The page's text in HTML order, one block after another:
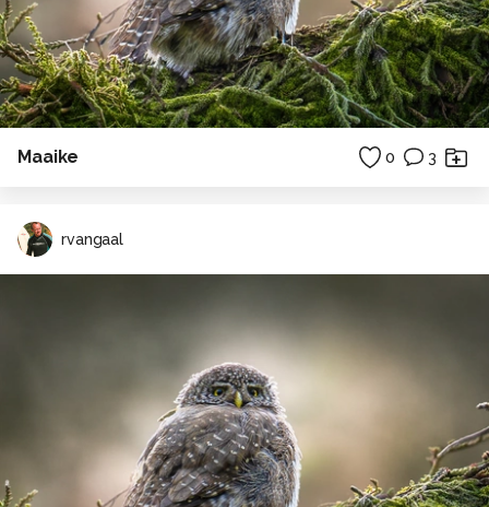
Maaike 0 3
rvangaal